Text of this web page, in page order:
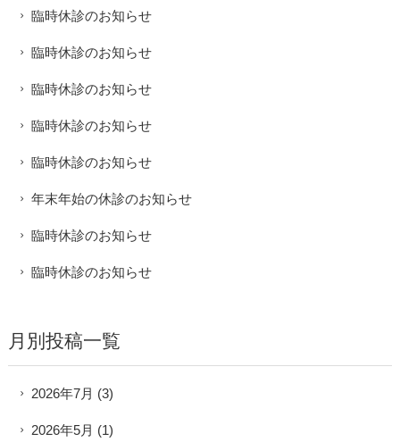
臨時休診のお知らせ
臨時休診のお知らせ
臨時休診のお知らせ
臨時休診のお知らせ
臨時休診のお知らせ
年末年始の休診のお知らせ
臨時休診のお知らせ
臨時休診のお知らせ
月別投稿一覧
2026年7月 (3)
2026年5月 (1)